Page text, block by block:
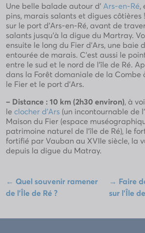
Une belle balade autour d’ Ars-en-Ré,
pins, marais salants et digues côtières
sur le port d’Ars-en-Ré, avant de
salants jusqu’à la digue du Martray.
ensuite le long du Fier d’Ars, une baie
entourée de marais. C’est aussi le
entre le sud et le nord de l’île de Ré.
dans la Forêt domaniale de la Combe
le Fier et le port d’Ars.
– Distance : 10 km (2h30 environ), à
le clocher d’Ars (un incontournable de
Maison du Fier (espace
patrimoine naturel de l’île de Ré), le
fortifié par Vauban au XVIIe siècle, la
depuis la digue du Matray.
← Quel souvenir ramener
de l'Île de Ré ?
→ Faire
sur l’Île